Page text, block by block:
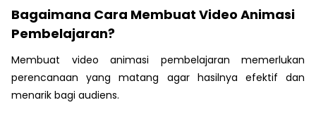
Bagaimana Cara Membuat Video Animasi
Pembelajaran?
Membuat video animasi pembelajaran memerlukan
perencanaan yang matang agar hasilnya efektif dan
menarik bagi audiens.